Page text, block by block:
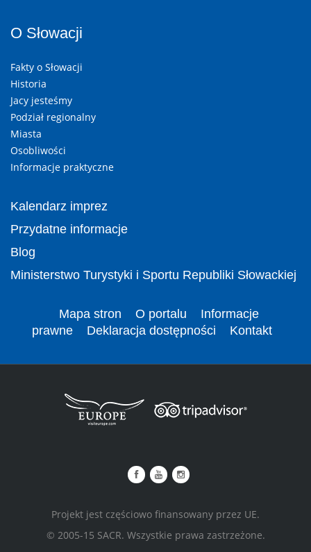
O Słowacji
Fakty o Słowacji
Historia
Jacy jesteśmy
Podział regionalny
Miasta
Osobliwości
Informacje praktyczne
Kalendarz imprez
Przydatne informacje
Blog
Ministerstwo Turystyki i Sportu Republiki Słowackiej
Mapa stron O portalu
Informacje
prawne
Deklaracja dostępności Kontakt
Projekt jest częściowo finansowany przez UE.
© 2005-15 SACR. Wszystkie prawa zastrzeżone.